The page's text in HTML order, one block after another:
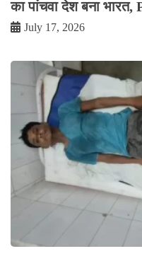
का पांचवा देश बना
July 17, 2026